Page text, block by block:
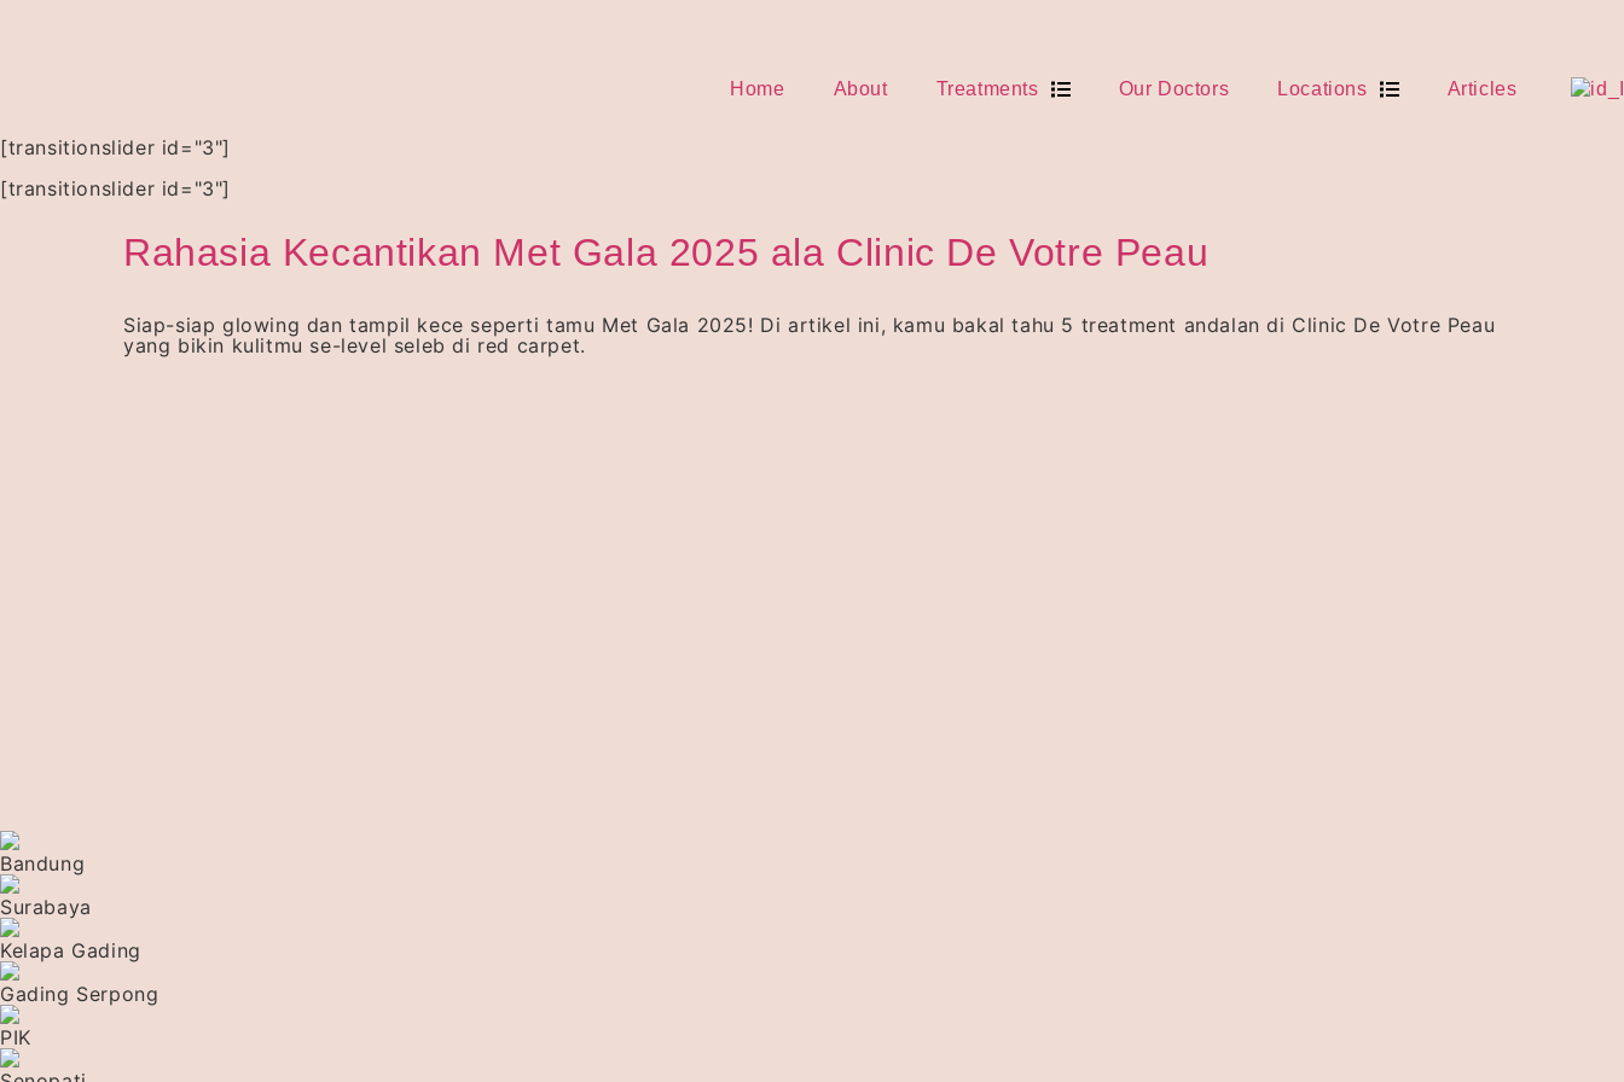
Home About Treatments Our Doctors Locations Articles
[transitionslider id="3"]
[transitionslider id="3"]
Rahasia Kecantikan Met Gala 2025 ala Clinic De Votre Peau
Siap-siap glowing dan tampil kece seperti tamu Met Gala 2025! Di artikel ini, kamu bakal tahu 5 treatment andalan di Clinic De Votre Peau
yang bikin kulitmu se-level seleb di red carpet.
Bandung
Surabaya
Kelapa Gading
Gading Serpong
PIK